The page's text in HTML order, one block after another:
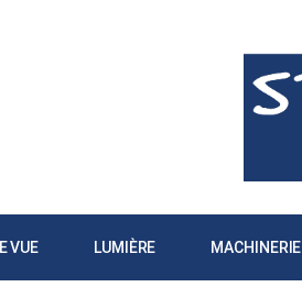
VUE LUMIÈRE MACHINERIE